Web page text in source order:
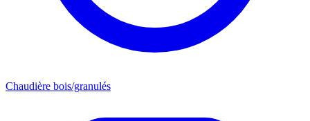
Chaudière bois/granulés